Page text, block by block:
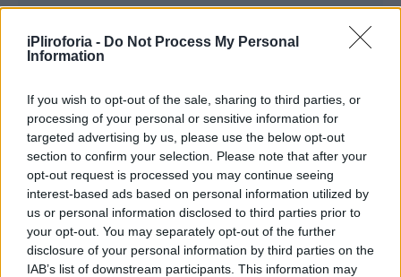
iPliroforia - Do Not Process My Personal
Information
If you wish to opt-out of the sale, sharing to third parties, or
processing of your personal or sensitive information for
targeted advertising by us, please use the below opt-out
section to confirm your selection. Please note that after your
opt-out request is processed you may continue seeing
interest-based ads based on personal information utilized by
us or personal information disclosed to third parties prior to
your opt-out. You may separately opt-out of the further
disclosure of your personal information by third parties on the
IAB’s list of downstream participants. This information may
2 σεντς του Βατικανού από το 2002
Συνεντεύξεις 18/11/2025
Δήμητρα Δερζέκου: «Λέω τη δική μου